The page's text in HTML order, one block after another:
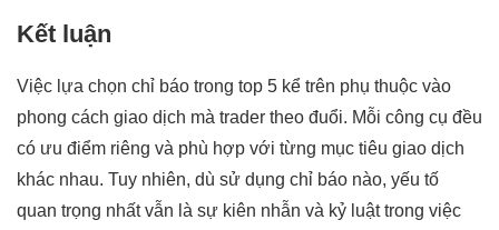
Kết luận
Việc lựa chọn chỉ báo trong top 5 kể trên phụ thuộc vào
phong cách giao dịch mà trader theo đuổi. Mỗi công cụ đều
có ưu điểm riêng và phù hợp với từng mục tiêu giao dịch
khác nhau. Tuy nhiên, dù sử dụng chỉ báo nào, yếu tố
quan trọng nhất vẫn là sự kiên nhẫn và kỷ luật trong việc